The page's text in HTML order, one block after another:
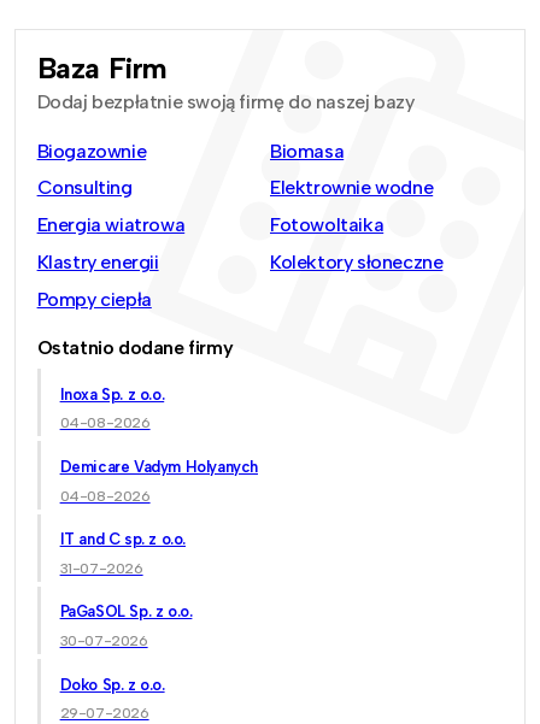
Baza Firm
Dodaj bezpłatnie swoją firmę do naszej bazy
Biogazownie
Biomasa
Consulting
Elektrownie wodne
Energia wiatrowa
Fotowoltaika
Klastry energii
Kolektory słoneczne
Pompy ciepła
Ostatnio dodane firmy
Inoxa Sp. z o.o.
04-08-2026
Demicare Vadym Holyanych
04-08-2026
IT and C sp. z o.o.
31-07-2026
PaGaSOL Sp. z o.o.
30-07-2026
Doko Sp. z o.o.
29-07-2026